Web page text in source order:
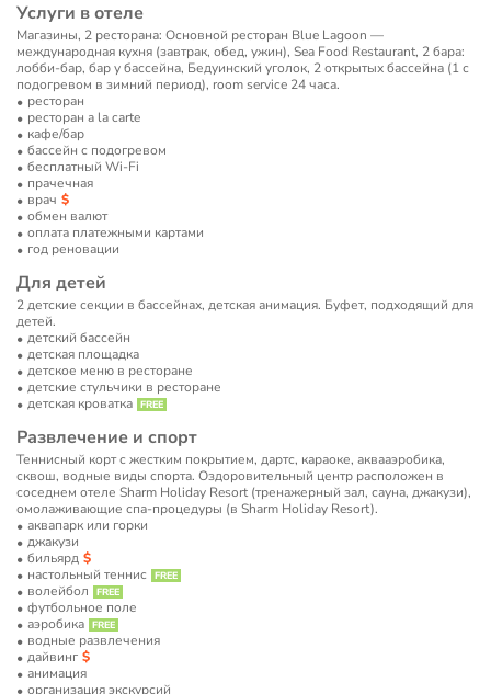
Услуги в отеле
Магазины, 2 ресторана: Основной ресторан Blue Lagoon —
международная кухня (завтрак, обед, ужин), Sea Food Restaurant, 2 бара:
лобби-бар, бар у бассейна, Бедуинский уголок, 2 открытых бассейна (1 с
подогревом в зимний период), room service 24 часа.
ресторан
ресторан a la carte
кафе/бар
бассейн с подогревом
бесплатный Wi-Fi
прачечная
врач
обмен валют
оплата платежными картами
год реновации
Для детей
2 детские секции в бассейнах, детская анимация. Буфет, подходящий для
детей.
детский бассейн
детская площадка
детское меню в ресторане
детские стульчики в ресторане
детская кроватка
Развлечение и спорт
Теннисный корт с жестким покрытием, дартс, караоке, аквааэробика,
сквош, водные виды спорта. Оздоровительный центр расположен в
соседнем отеле Sharm Holiday Resort (тренажерный зал, сауна, джакузи),
омолаживающие спа-процедуры (в Sharm Holiday Resort).
аквапарк или горки
джакузи
бильярд
настольный теннис
волейбол
футбольное поле
аэробика
водные развлечения
дайвинг
анимация
организация экскурсий